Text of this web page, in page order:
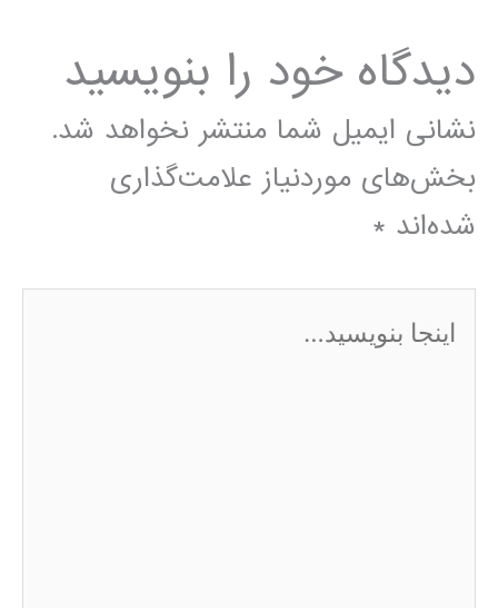
دیدگاه‌ خود را بنویسید
نشانی ایمیل شما منتشر نخواهد شد.
بخش‌های موردنیاز علامت‌گذاری
شده‌اند *
اینجا
بنویسید…